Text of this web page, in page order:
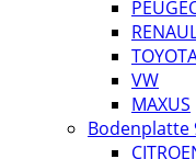
VW
MAXUS
Bodenplatte